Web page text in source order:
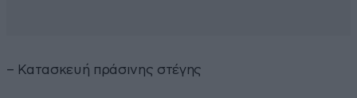
– Κατασκευή πράσινης στέγης